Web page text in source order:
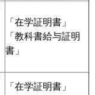
「在学証明書」
「教科書給与証明
書」
「在学証明書」